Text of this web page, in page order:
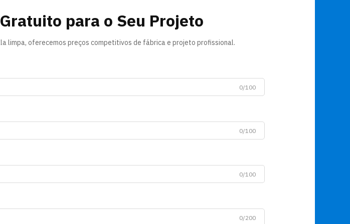
para o Seu Projeto
limpa, oferecemos preços competitivos de fábrica e projeto profissional.
0/100
0/100
0/100
0/200